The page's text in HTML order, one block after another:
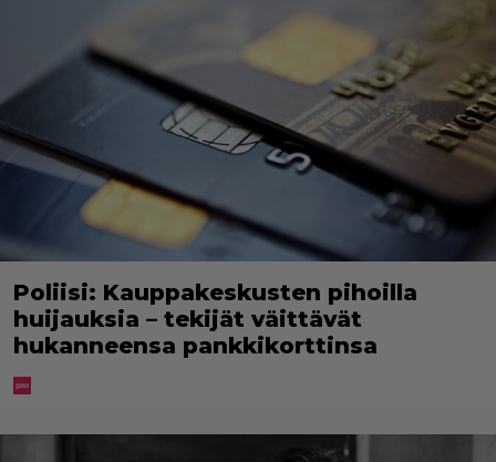
Poliisi: Kauppakeskusten pihoilla
huijauksia – tekijät väittävät
hukanneensa pankkikorttinsa